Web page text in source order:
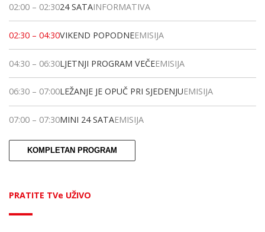
02:00 – 02:3024 SATAINFORMATIVA
02:30 – 04:30VIKEND POPODNEEMISIJA
04:30 – 06:30LJETNJI PROGRAM VEČEEMISIJA
06:30 – 07:00LEŽANJE JE OPUČ PRI SJEDENJUEMISIJA
07:00 – 07:30MINI 24 SATAEMISIJA
KOMPLETAN PROGRAM
PRATITE TVe UŽIVO